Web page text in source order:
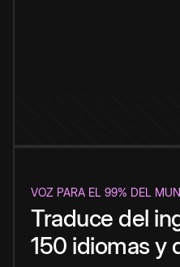
VOZ PARA EL 99% DEL
Traduce del
150 idiomas y